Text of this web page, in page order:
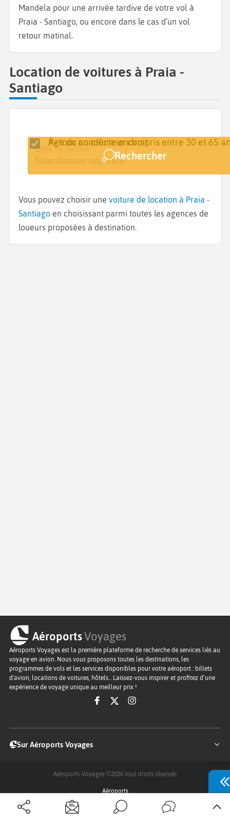
Mandela pour une arrivée tardive de votre vol à
Praia - Santiago, ou encore dans le cas d’un vol
retour matinal.
Location de voitures à Praia -
Santiago
Lieu de retrait
Date de retrait
Sélectionner une date
Date de retour
Sélectionner une date
Retour au même endroit
Âge du conducteur compris entre 30 et 65
Rechercher
Vous pouvez choisir une voiture de location à Praia -
Santiago en choisissant parmi toutes les agences de
loueurs proposées à destination.
AéroportsVoyages
Aéroports Voyages est la première plateforme de recherche de services liés au
voyage en avion. Nous vous proposons toutes les destinations, les
programmes de vols et les services disponibles pour votre aéroport : billets
d'avion, locations de voitures, hôtels... Laissez-vous inspirer et profitez d’une
expérience de voyage unique au meilleur prix !
Sur Aéroports Voyages
Aéroports-Voyages ©2026 tous droits réservés
Aéroports
Conditions générales
Politique de confidentialité
Questions - Réponses